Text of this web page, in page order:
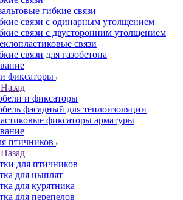
гибкие связи
связи с одинарным утолщением
связи с двусторонним утолщением
связи
связи для газобетона
фиксаторы
Назад
и фиксаторы
фасадный для теплоизоляции
фиксаторы арматуры
птичников
Назад
для птичников
для цыплят
для курятника
для перепелов